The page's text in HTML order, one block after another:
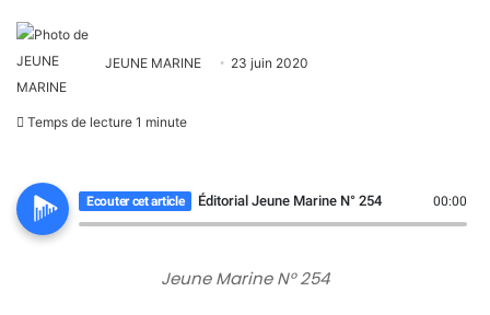
JEUNE MARINE 23 juin 2020
Temps de lecture 1 minute
Ecouter cet article Éditorial Jeune Marine N° 254 00:00
Jeune Marine N° 254